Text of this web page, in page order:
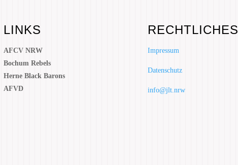
LINKS
AFCV NRW
Bochum Rebels
Herne Black Barons
AFVD
RECHTLICHES
Impressum
Datenschutz
info@jlt.nrw